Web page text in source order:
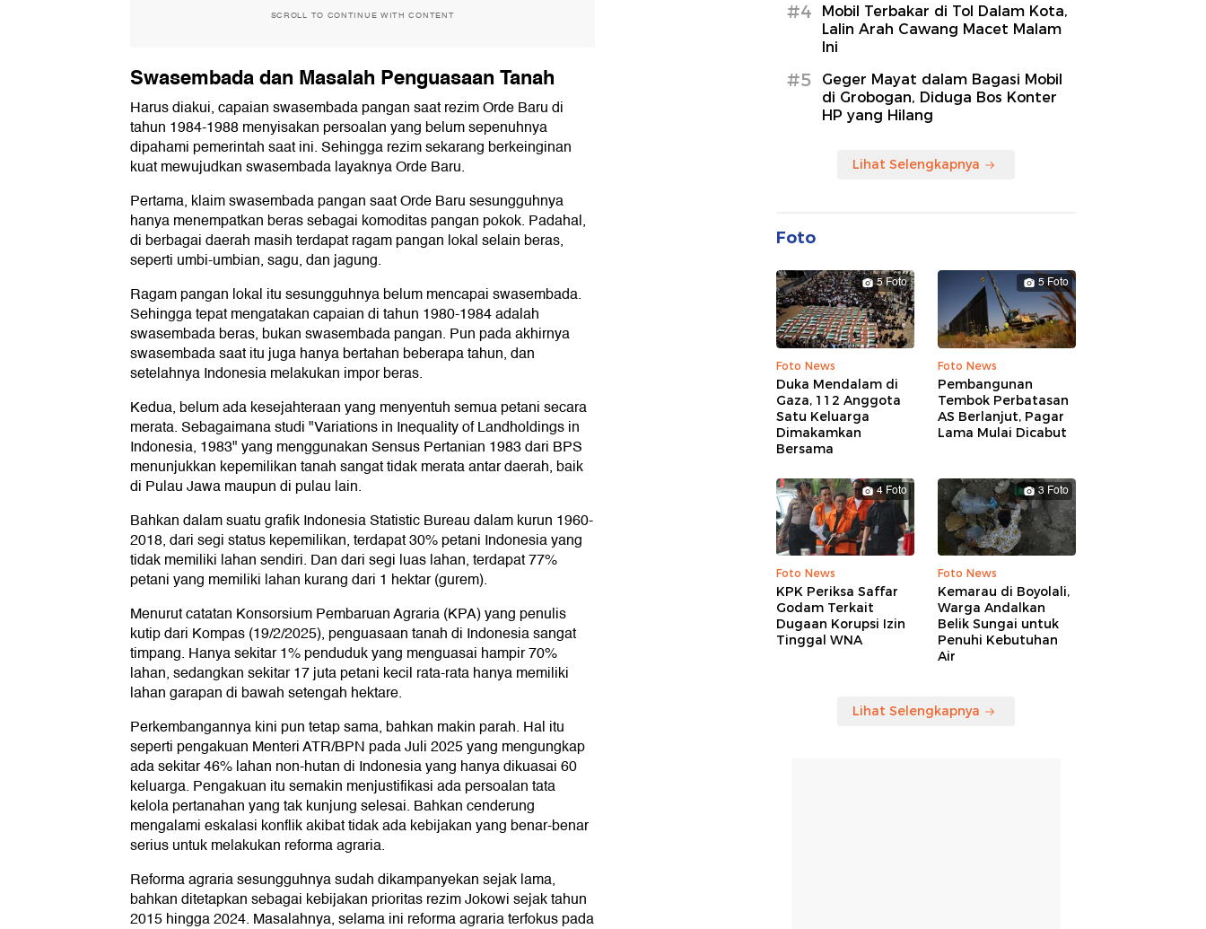
SCROLL TO CONTINUE WITH CONTENT
Swasembada dan Masalah Penguasaan Tanah
Harus diakui, capaian swasembada pangan saat rezim Orde Baru di
tahun 1984-1988 menyisakan persoalan yang belum sepenuhnya
dipahami pemerintah saat ini. Sehingga rezim sekarang berkeinginan
kuat mewujudkan swasembada layaknya Orde Baru.
Pertama, klaim swasembada pangan saat Orde Baru sesungguhnya
hanya menempatkan beras sebagai komoditas pangan pokok. Padahal,
di berbagai daerah masih terdapat ragam pangan lokal selain beras,
seperti umbi-umbian, sagu, dan jagung.
Ragam pangan lokal itu sesungguhnya belum mencapai swasembada.
Sehingga tepat mengatakan capaian di tahun 1980-1984 adalah
swasembada beras, bukan swasembada pangan. Pun pada akhirnya
swasembada saat itu juga hanya bertahan beberapa tahun, dan
setelahnya Indonesia melakukan impor beras.
Kedua, belum ada kesejahteraan yang menyentuh semua petani secara
merata. Sebagaimana studi "Variations in Inequality of Landholdings in
Indonesia, 1983" yang menggunakan Sensus Pertanian 1983 dari BPS
menunjukkan kepemilikan tanah sangat tidak merata antar daerah, baik
di Pulau Jawa maupun di pulau lain.
Bahkan dalam suatu grafik Indonesia Statistic Bureau dalam kurun 1960-
2018, dari segi status kepemilikan, terdapat 30% petani Indonesia yang
tidak memiliki lahan sendiri. Dan dari segi luas lahan, terdapat 77%
petani yang memiliki lahan kurang dari 1 hektar (gurem).
Menurut catatan Konsorsium Pembaruan Agraria (KPA) yang penulis
kutip dari Kompas (19/2/2025), penguasaan tanah di Indonesia sangat
timpang. Hanya sekitar 1% penduduk yang menguasai hampir 70%
lahan, sedangkan sekitar 17 juta petani kecil rata-rata hanya memiliki
lahan garapan di bawah setengah hektare.
Perkembangannya kini pun tetap sama, bahkan makin parah. Hal itu
seperti pengakuan Menteri ATR/BPN pada Juli 2025 yang mengungkap
ada sekitar 46% lahan non-hutan di Indonesia yang hanya dikuasai 60
keluarga. Pengakuan itu semakin menjustifikasi ada persoalan tata
kelola pertanahan yang tak kunjung selesai. Bahkan cenderung
mengalami eskalasi konflik akibat tidak ada kebijakan yang benar-benar
serius untuk melakukan reforma agraria.
Reforma agraria sesungguhnya sudah dikampanyekan sejak lama,
bahkan ditetapkan sebagai kebijakan prioritas rezim Jokowi sejak tahun
2015 hingga 2024. Masalahnya, selama ini reforma agraria terfokus pada
#4
Mobil Terbakar di Tol Dalam Kota,
Lalin Arah Cawang Macet Malam
Ini
#5
Geger Mayat dalam Bagasi Mobil
di Grobogan, Diduga Bos Konter
HP yang Hilang
Lihat Selengkapnya
Foto
5 Foto
Foto News
Duka Mendalam di
Gaza, 112 Anggota
Satu Keluarga
Dimakamkan
Bersama
5 Foto
Foto News
Pembangunan
Tembok Perbatasan
AS Berlanjut, Pagar
Lama Mulai Dicabut
4 Foto
Foto News
KPK Periksa Saffar
Godam Terkait
Dugaan Korupsi Izin
Tinggal WNA
3 Foto
Foto News
Kemarau di Boyolali,
Warga Andalkan
Belik Sungai untuk
Penuhi Kebutuhan
Air
Lihat Selengkapnya